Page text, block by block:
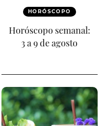
HORÓSCOPO
Horóscopo semanal:
3 a 9 de agosto